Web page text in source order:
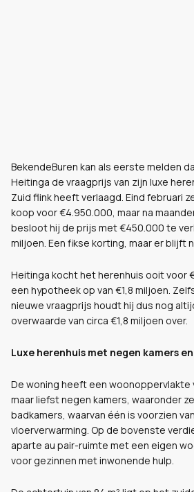
BekendeBuren kan als eerste melden
Heitinga de vraagprijs van zijn luxe
Zuid flink heeft verlaagd. Eind februari
koop voor €4.950.000, maar na
besloot hij de prijs met €450.000 te
miljoen. Een fikse korting, maar er blijft
Heitinga kocht het herenhuis ooit voor
een hypotheek op van €1,8 miljoen.
nieuwe vraagprijs houdt hij dus nog
overwaarde van circa €1,8 miljoen over.
Luxe herenhuis met negen kamers
De woning heeft een woonoppervlakte
maar liefst negen kamers, waaronder
badkamers, waarvan één is voorzien
vloerverwarming. Op de bovenste
aparte au pair-ruimte met een eigen
voor gezinnen met inwonende hulp.